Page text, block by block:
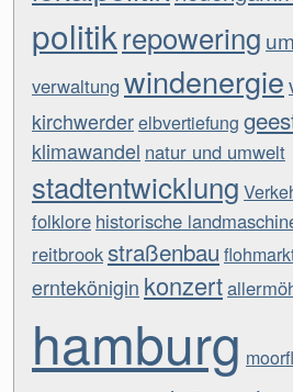
politikrepowering
verwaltung windenergie
kirchwerderelbvertiefung
klimawandel natur und umwelt
stadtentwicklung
folklore historische
reitbrook straßenbau
erntekönigin konzert
hamburg